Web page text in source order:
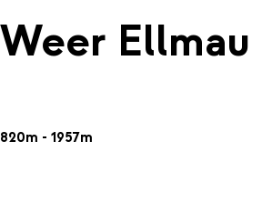
Weer Ellmau
820m - 1957m